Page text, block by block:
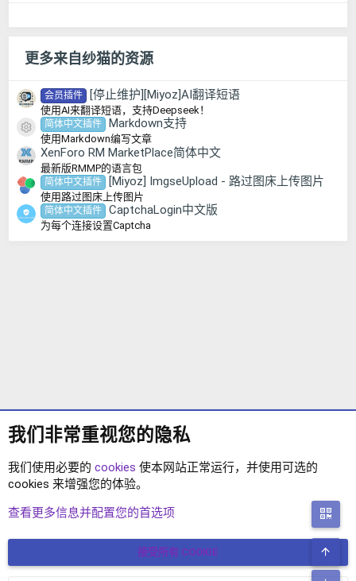
更多来自纱猫的资源
会员插件 [停止维护][Miyoz]AI翻译短语
使用AI来翻译短语，支持Deepseek！
资源图标
简体中文插件 Markdown支持
使用Markdown编写文章
XenForo RM MarketPlace简体中文
最新版RMMP的语言包
简体中文插件 [Miyoz] ImgseUpload - 路过图床上传图片
使用路过图床上传图片
简体中文插件 CaptchaLogin中文版
为每个连接设置Captcha
XF2语言包
简体中文 联系我们
我们非常重视您的隐私
我们使用必要的 cookies 使本网站正常运行，并使用可选的
cookies 来增强您的体验。
查看更多信息并配置您的首选项
接受所有 COOKIE